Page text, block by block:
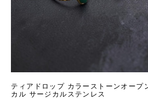
ティアドロップ カラーストーンオープ
カル サージカルステンレス